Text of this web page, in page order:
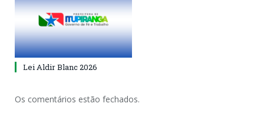
Lei Aldir Blanc 2026
Os comentários estão fechados.